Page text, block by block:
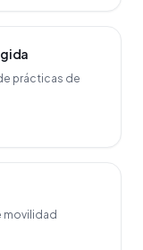
prácticas de
movilidad